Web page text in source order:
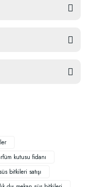
kutusu fidanı
bitkileri satışı